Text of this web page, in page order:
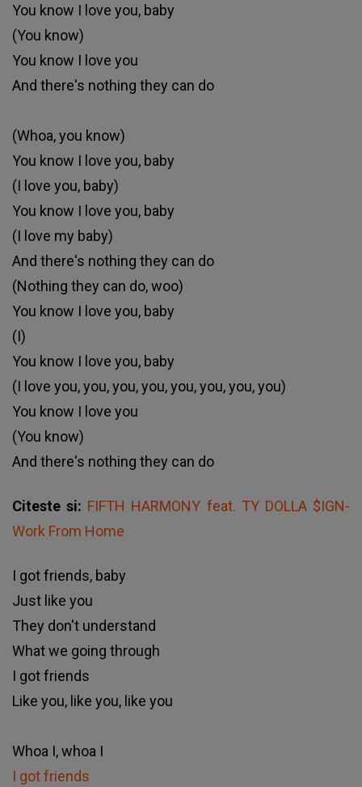
You know I love you, baby
(You know)
You know I love you
And there's nothing they can do
(Whoa, you know)
You know I love you, baby
(I love you, baby)
You know I love you, baby
(I love my baby)
And there's nothing they can do
(Nothing they can do, woo)
You know I love you, baby
(I)
You know I love you, baby
(I love you, you, you, you, you, you, you, you)
You know I love you
(You know)
And there's nothing they can do
Citeste si: FIFTH HARMONY feat. TY DOLLA $IGN-
Work From Home
I got friends, baby
Just like you
They don't understand
What we going through
I got friends
Like you, like you, like you
Whoa I, whoa I
I got friends